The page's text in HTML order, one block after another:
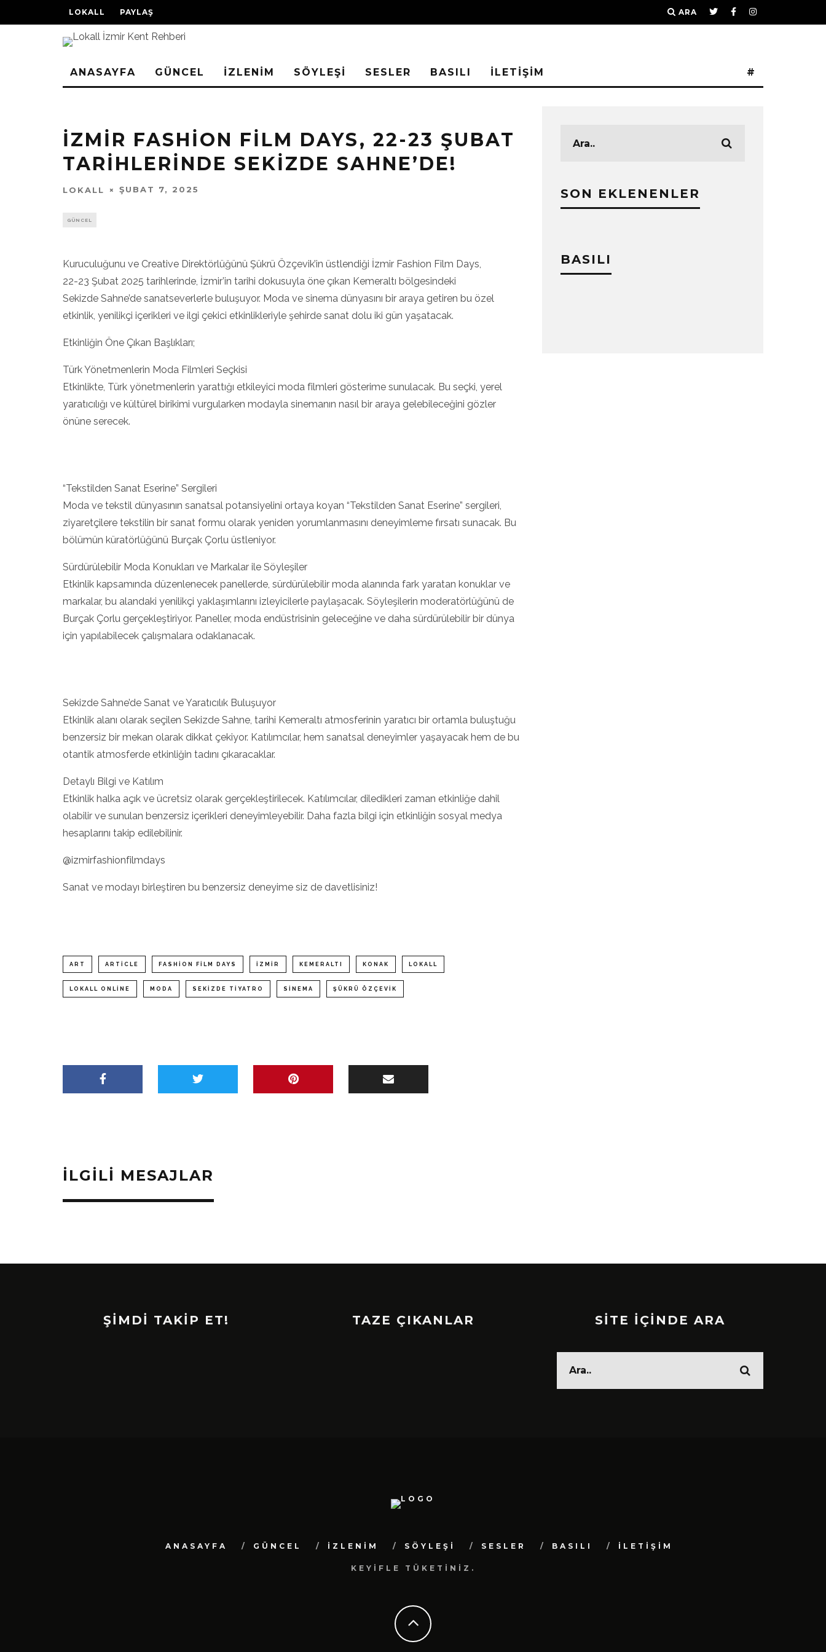
LOKALL PAYLAŞ ARA
ANASAYFA GÜNCEL İZLENİM SÖYLEŞİ SESLER BASILI İLETİŞİM #
İZMIR FASHION FILM DAYS, 22-23 ŞUBAT
TARIHLERINDE SEKIZDE SAHNE’DE!
LOKALL ŞUBAT 7, 2025
GÜNCEL
Kuruculuğunu ve Creative Direktörlüğünü Şükrü Özçevik’in üstlendiği İzmir Fashion Film Days,
22-23 Şubat 2025 tarihlerinde, İzmir’in tarihi dokusuyla öne çıkan Kemeraltı bölgesindeki
Sekizde Sahne’de sanatseverlerle buluşuyor. Moda ve sinema dünyasını bir araya getiren bu özel
etkinlik, yenilikçi içerikleri ve ilgi çekici etkinlikleriyle şehirde sanat dolu iki gün yaşatacak.
Etkinliğin Öne Çıkan Başlıkları;
Türk Yönetmenlerin Moda Filmleri Seçkisi
Etkinlikte, Türk yönetmenlerin yarattığı etkileyici moda filmleri gösterime sunulacak. Bu seçki, yerel
yaratıcılığı ve kültürel birikimi vurgularken modayla sinemanın nasıl bir araya gelebileceğini gözler
önüne serecek.
“Tekstilden Sanat Eserine” Sergileri
Moda ve tekstil dünyasının sanatsal potansiyelini ortaya koyan “Tekstilden Sanat Eserine” sergileri,
ziyaretçilere tekstilin bir sanat formu olarak yeniden yorumlanmasını deneyimleme fırsatı sunacak. Bu
bölümün küratörlüğünü Burçak Çorlu üstleniyor.
Sürdürülebilir Moda Konukları ve Markalar ile Söyleşiler
Etkinlik kapsamında düzenlenecek panellerde, sürdürülebilir moda alanında fark yaratan konuklar ve
markalar, bu alandaki yenilikçi yaklaşımlarını izleyicilerle paylaşacak. Söyleşilerin moderatörlüğünü de
Burçak Çorlu gerçekleştiriyor. Paneller, moda endüstrisinin geleceğine ve daha sürdürülebilir bir dünya
için yapılabilecek çalışmalara odaklanacak.
Sekizde Sahne’de Sanat ve Yaratıcılık Buluşuyor
Etkinlik alanı olarak seçilen Sekizde Sahne, tarihi Kemeraltı atmosferinin yaratıcı bir ortamla buluştuğu
benzersiz bir mekan olarak dikkat çekiyor. Katılımcılar, hem sanatsal deneyimler yaşayacak hem de bu
otantik atmosferde etkinliğin tadını çıkaracaklar.
Detaylı Bilgi ve Katılım
Etkinlik halka açık ve ücretsiz olarak gerçekleştirilecek. Katılımcılar, diledikleri zaman etkinliğe dahil
olabilir ve sunulan benzersiz içerikleri deneyimleyebilir. Daha fazla bilgi için etkinliğin sosyal medya
hesaplarını takip edilebilinir.
@izmirfashionfilmdays
Sanat ve modayı birleştiren bu benzersiz deneyime siz de davetlisiniz!
ART ARTICLE FASHION FILM DAYS IZMIR KEMERALTI KONAK LOKALL
LOKALL ONLINE MODA SEKIZDE TIYATRO SINEMA ŞÜKRÜ ÖZÇEVIK
İLGILI MESAJLAR
SON EKLENENLER
BASILI
ŞİMDİ TAKİP ET! TAZE ÇIKANLAR SİTE İÇİNDE ARA
ANASAYFA GÜNCEL İZLENİM SÖYLEŞİ SESLER BASILI İLETİŞİM
KEYİFLE TÜKETİNİZ.